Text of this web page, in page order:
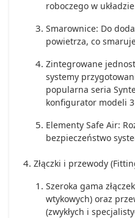
roboczego w
Smarownice: Do
powietrza, co
Zintegrowane
systemy
popularna seria
konfigurator modeli
Elementy Safe Air:
bezpieczeństwo
Złączki i przewody
Szeroka gama
wtykowych) oraz
(zwykłych i